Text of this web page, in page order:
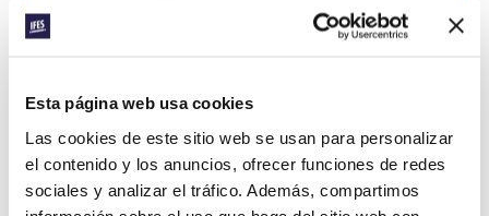
Esta página web usa cookies
Las cookies de este sitio web se usan para personalizar
el contenido y los anuncios, ofrecer funciones de redes
sociales y analizar el tráfico. Además, compartimos
Cada semana, IFES envía un breve correo electrónico con historias
de los movimientos estudiantiles y el ministerio de IFES de todo el
mundo para inspirarte en tus oraciones.